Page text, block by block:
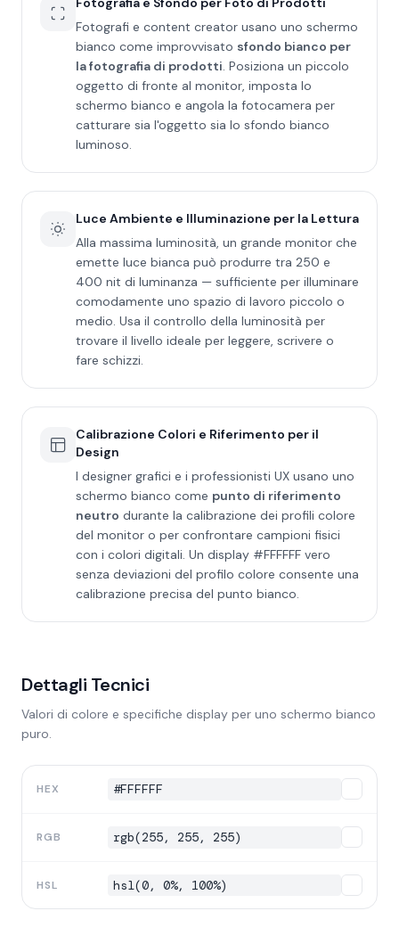
Fotografi e content creator usano uno schermo
bianco come improvvisato sfondo bianco per
la fotografia di prodotti. Posiziona un piccolo
oggetto di fronte al monitor, imposta lo
schermo bianco e angola la fotocamera per
catturare sia l'oggetto sia lo sfondo bianco
luminoso.
Luce Ambiente e Illuminazione per la Lettura
Alla massima luminosità, un grande monitor che
emette luce bianca può produrre tra 250 e
400 nit di luminanza — sufficiente per illuminare
comodamente uno spazio di lavoro piccolo o
medio. Usa il controllo della luminosità per
trovare il livello ideale per leggere, scrivere o
fare schizzi.
Calibrazione Colori e Riferimento per il
Design
I designer grafici e i professionisti UX usano uno
schermo bianco come punto di riferimento
neutro durante la calibrazione dei profili colore
del monitor o per confrontare campioni fisici
con i colori digitali. Un display #FFFFFF vero
senza deviazioni del profilo colore consente una
calibrazione precisa del punto bianco.
Dettagli Tecnici
Valori di colore e specifiche display per uno schermo bianco
puro.
HEX #FFFFFF
RGB rgb(255, 255, 255)
HSL hsl(0, 0%, 100%)